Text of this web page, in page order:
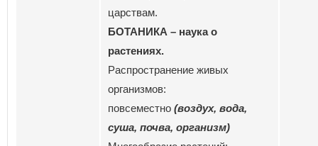
царствам.
БОТАНИКА – наука о
растениях.
Распространение живых
организмов:
повсеместно (воздух, вода,
суша, почва, организм)